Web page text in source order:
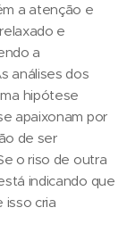
a atenção e
e
a
análises dos
hipótese
apaixonam por
de ser
o riso de outra
indicando que
isso cria